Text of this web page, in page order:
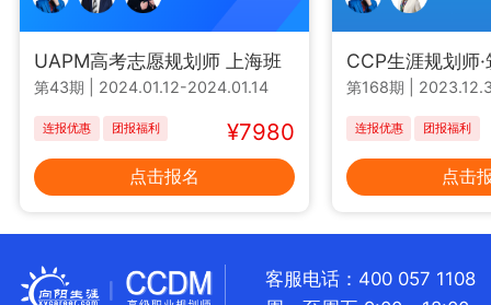
UAPM高考志愿规划师 上海班
第43期 2024.01.12-2024.01.14
连报优惠 团报福利 ¥7980
点击报名
CCP生涯规划师
第168期
连报优惠 团报福利
点击
客服电话：400 057 1108